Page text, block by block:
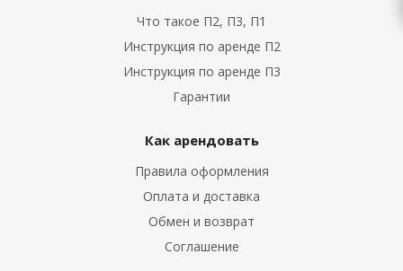
Что такое П2, П3, П1
Инструкция по аренде П2
Инструкция по аренде П3
Гарантии
Как арендовать
Правила оформления
Оплата и доставка
Обмен и возврат
Соглашение